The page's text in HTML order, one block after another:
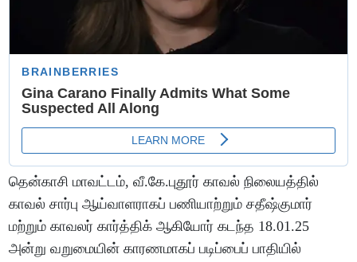
தென்காசி மாவட்டம், வீ.கே.புதூர் காவல் நிலையத்தில்
காவல் சார்பு ஆய்வாளராகப் பணியாற்றும் சதீஷ்குமார்
மற்றும் காவலர் கார்த்திக் ஆகியோர் கடந்த 18.01.25
அன்று வறுமையின் காரணமாகப் படிப்பைப் பாதியில்